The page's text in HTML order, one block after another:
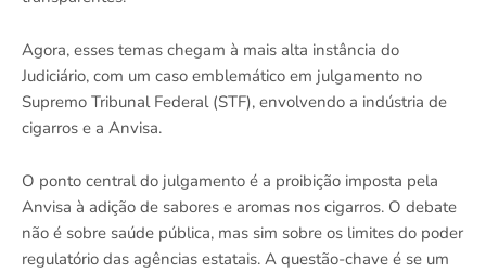
Agora, esses temas chegam à mais alta instância do
Judiciário, com um caso emblemático em julgamento no
Supremo Tribunal Federal (STF), envolvendo a indústria de
cigarros e a Anvisa.
O ponto central do julgamento é a proibição imposta pela
Anvisa à adição de sabores e aromas nos cigarros. O debate
não é sobre saúde pública, mas sim sobre os limites do poder
regulatório das agências estatais. A questão-chave é se um